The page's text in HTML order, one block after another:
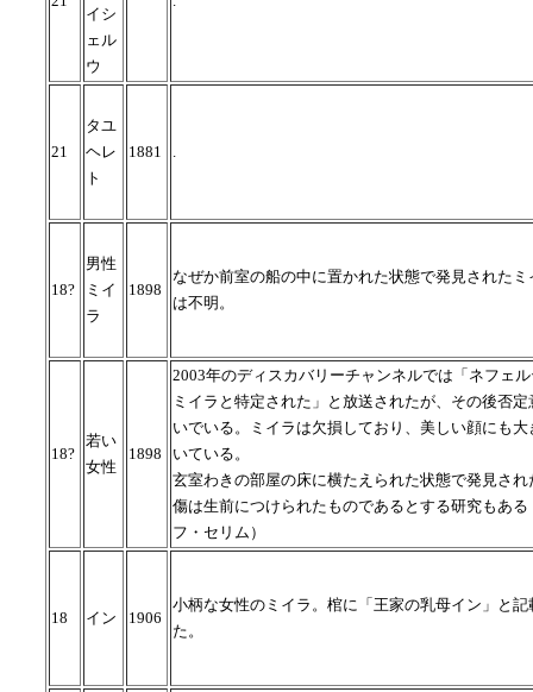
イシ
ェル
ウ
21
タユ
ヘレ
ト
1881
18?
男性
ミイ
ラ
1898
なぜか前室の船の中に置かれた状態で発見されたミ
は不明。
18?
若い
女性
1898
2003年のディスカバリーチャンネルでは「ネフェ
ミイラと特定された」と放送されたが、その後否定
いでいる。ミイラは欠損しており、美しい顔にも大
いている。
玄室わきの部屋の床に横たえられた状態で発見され
傷は生前につけられたものであるとする研究もある
フ・セリム）
18 イン 1906
小柄な女性のミイラ。棺に「王家の乳母イン」と記
た。